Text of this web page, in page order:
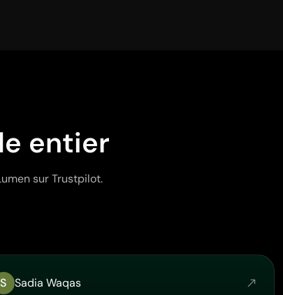
entier
sur Trustpilot.
S Sadia Waqas